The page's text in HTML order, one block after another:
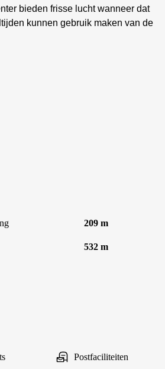
bieden frisse lucht wanneer dat
kunnen gebruik maken van de
209 m
532 m
Postfaciliteiten